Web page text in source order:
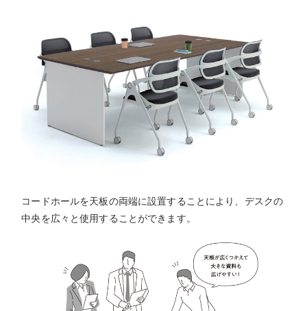
コードホールを天板の両端に設置することにより、デスクの
中央を広々と使用することができます。